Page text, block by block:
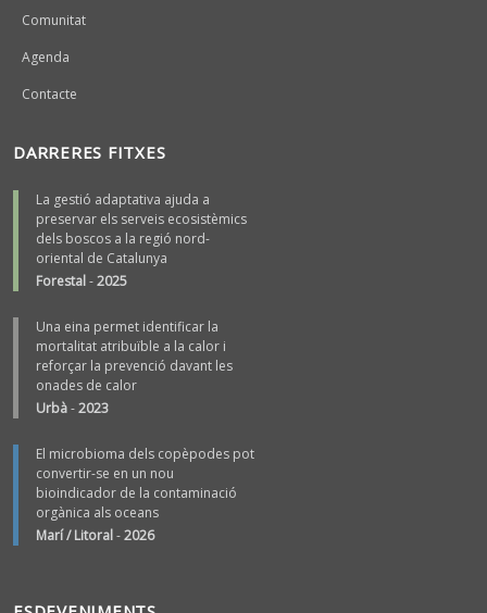
Comunitat
Agenda
Contacte
DARRERES FITXES
La gestió adaptativa ajuda a
preservar els serveis ecosistèmics
dels boscos a la regió nord-
oriental de Catalunya
Forestal-2025
Una eina permet identificar la
mortalitat atribuïble a la calor i
reforçar la prevenció davant les
onades de calor
Urbà-2023
El microbioma dels copèpodes pot
convertir-se en un nou
bioindicador de la contaminació
orgànica als oceans
Marí / Litoral-2026